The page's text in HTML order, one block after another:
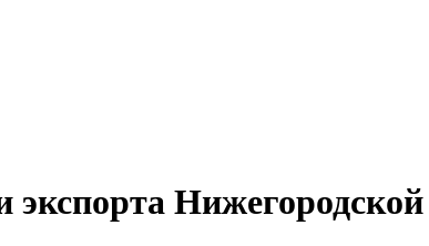
Нижегородской